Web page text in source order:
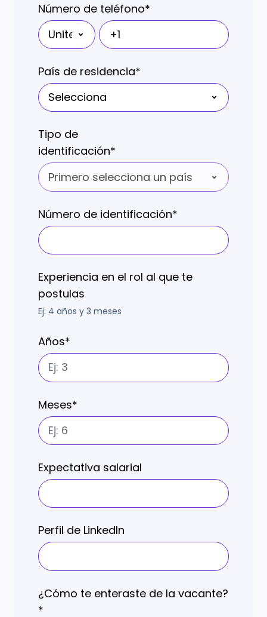
Número de teléfono*
País de residencia*
Tipo de
identificación*
Número de identificación*
Experiencia en el rol al que te
postulas
Ej: 4 años y 3 meses
Años*
Meses*
Expectativa salarial
Perfil de LinkedIn
¿Cómo te enteraste de la vacante?
*